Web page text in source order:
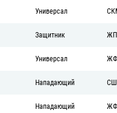
Универсал
Защитник
Универсал
Нападающий СШ
Нападающий